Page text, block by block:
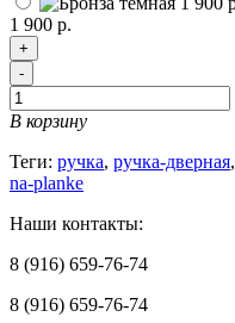
1 900 р.
+
-
В корзину
Теги: ручка, ручка-дверная,
na-planke
Наши контакты:
8 (916) 659-76-74
8 (916) 659-76-74